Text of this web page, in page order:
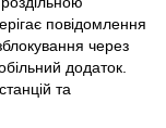
повідомлення
через
додаток.
та